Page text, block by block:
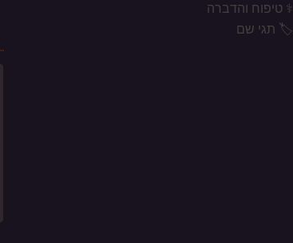
⚕️ טיפוח והדברה
🏷️ תגי שם